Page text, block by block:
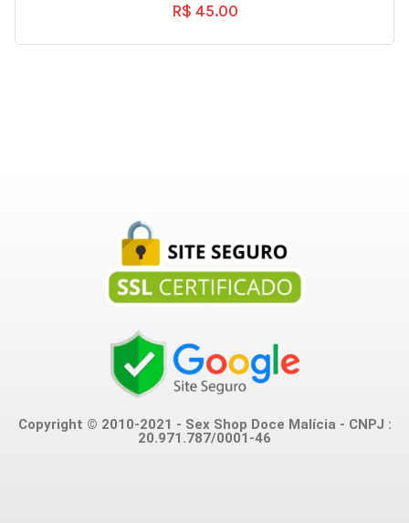
R$ 45.00
Copyright © 2010-2021 - Sex Shop Doce Malícia - CNPJ :
20.971.787/0001-46